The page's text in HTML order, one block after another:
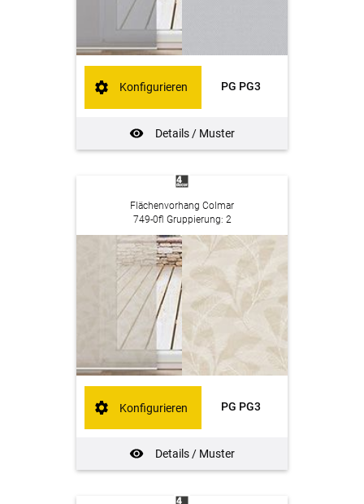
PG PG3
Details / Muster
Konfigurieren
Flächenvorhang Colmar
749-0fl Gruppierung: 2
PG PG3
Details / Muster
Konfigurieren